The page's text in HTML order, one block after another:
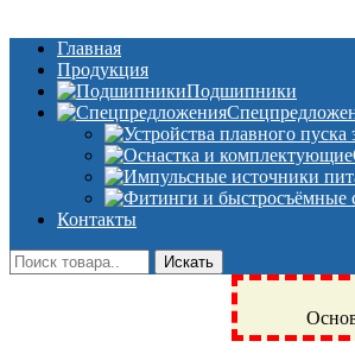
Главная
Продукция
Подшипники
Контакты